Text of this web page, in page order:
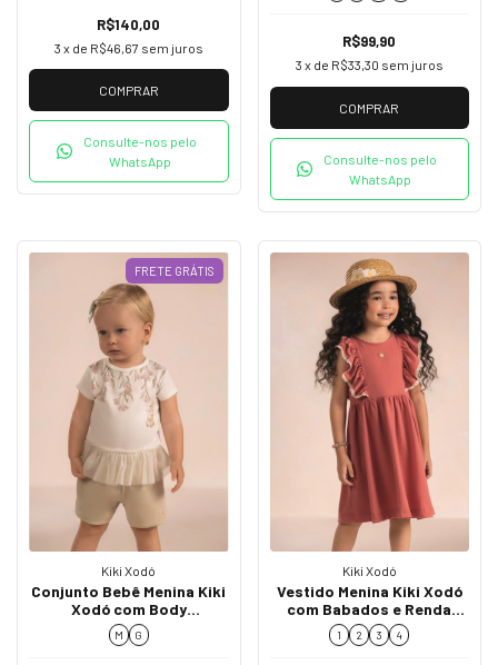
R$140,00
3 x de R$46,67 sem juros
COMPRAR
Consulte-nos pelo
WhatsApp
R$99,90
3 x de R$33,30 sem juros
COMPRAR
Consulte-nos pelo
WhatsApp
FRETE GRÁTIS
Kiki Xodó
Conjunto Bebê Menina Kiki
Xodó com Body
Estampado e Shorts
K1500005
M G
Kiki Xodó
Vestido Menina Kiki Xodó
com Babados e Renda
K2100026
1 2 3 4